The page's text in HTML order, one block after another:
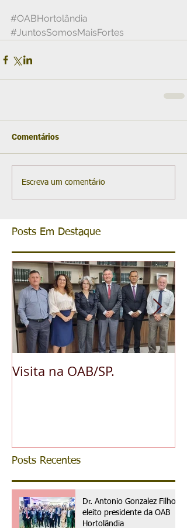
#OABHortolândia
#JuntosSomosMaisFortes
Comentários
Escreva um comentário
Posts Em Destaque
Visita na OAB/SP.
Posts Recentes
Dr. Antonio Gonzalez Filho é
eleito presidente da OAB
Hortolândia